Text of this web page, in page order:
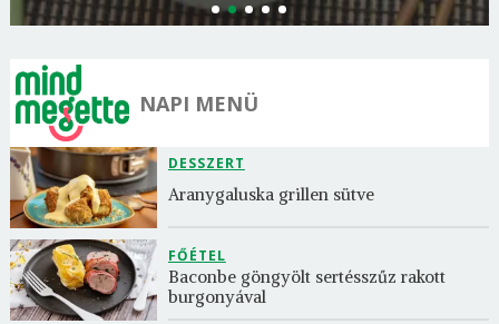
NAPI MENÜ
DESSZERT
Aranygaluska grillen sütve
FŐÉTEL
Baconbe göngyölt sertésszűz rakott
burgonyával